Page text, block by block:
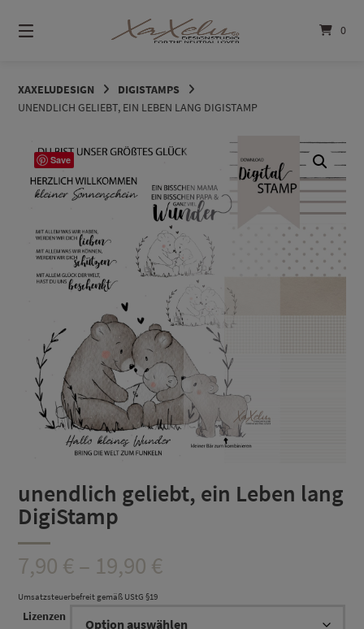
zum
Inhalt
0
XAXELUDESIGN
DIGISTAMPS
UNENDLICH GELIEBT, EIN LEBEN LANG DIGISTAMP
Save
unendlich geliebt, ein Leben lang
DigiStamp
7,90 €– 19,90 €Preisspanne:
Umsatzsteuerbefreit gemäß UStG §19
Lizenzen